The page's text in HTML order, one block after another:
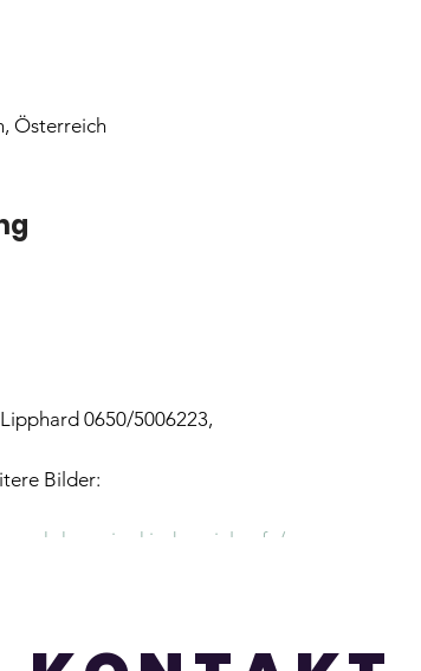
Österreich
0650/5006223,
Bilder:
im-kinderspiel-cafe/
3 J. 17€